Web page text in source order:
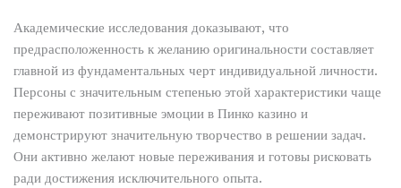
Академические исследования доказывают, что
предрасположенность к желанию оригинальности составляет
главной из фундаментальных черт индивидуальной личности.
Персоны с значительным степенью этой характеристики чаще
переживают позитивные эмоции в Пинко казино и
демонстрируют значительную творчество в решении задач.
Они активно желают новые переживания и готовы рисковать
ради достижения исключительного опыта.